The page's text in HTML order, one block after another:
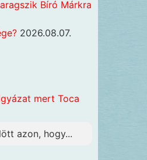
Bíró Márkra
2026.08.07.
mert Toca
azon, hogy...